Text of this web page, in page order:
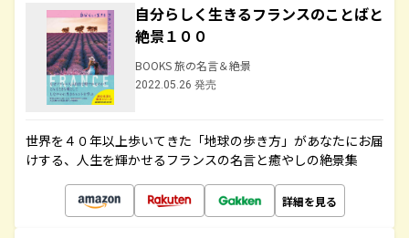
自分らしく生きるフランスのことばと
絶景１００
BOOKS 旅の名言＆絶景
2022.05.26 発売
世界を４０年以上歩いてきた「地球の歩き方」があなたにお届
けする、人生を輝かせるフランスの名言と癒やしの絶景集
詳細を見る